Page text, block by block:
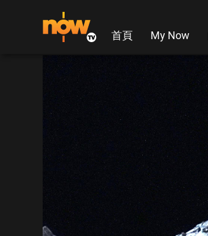
首頁 My Now